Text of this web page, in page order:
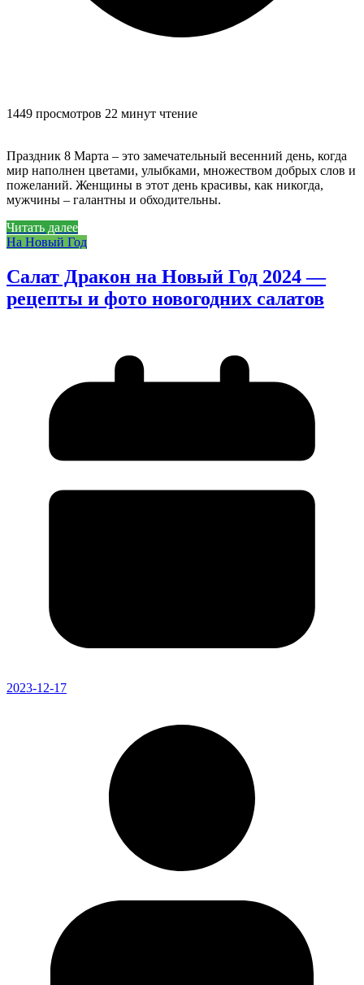
1449 просмотров 22 минут чтение
Праздник 8 Марта – это замечательный весенний день, когда
мир наполнен цветами, улыбками, множеством добрых слов и
пожеланий. Женщины в этот день красивы, как никогда,
мужчины – галантны и обходительны.
Читать далее
На Новый Год
Салат Дракон на Новый Год 2024 —
рецепты и фото новогодних салатов
2023-12-17